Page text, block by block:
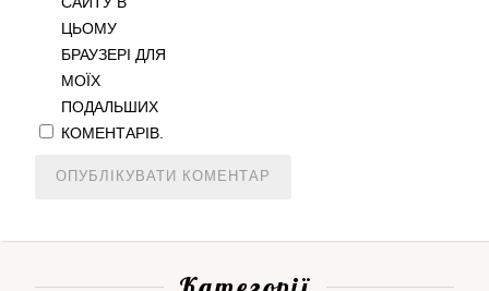
ЦЬОМУ
БРАУЗЕРІ ДЛЯ
МОЇХ
ПОДАЛЬШИХ
КОМЕНТАРІВ.